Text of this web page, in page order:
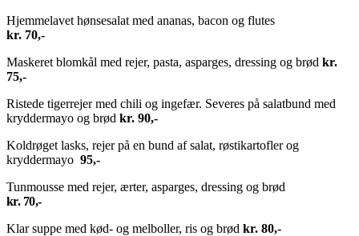
Hjemmelavet hønsesalat med ananas, bacon og flutes
kr. 70,-
Maskeret blomkål med rejer, pasta, asparges, dressing og brød kr.
75,-
Ristede tigerrejer med chili og ingefær. Severes på salatbund med
kryddermayo og brød kr. 90,-
Koldrøget lasks, rejer på en bund af salat, røstikartofler og
kryddermayo 95,-
Tunmousse med rejer, ærter, asparges, dressing og brød
kr. 70,-
Klar suppe med kød- og melboller, ris og brød kr. 80,-